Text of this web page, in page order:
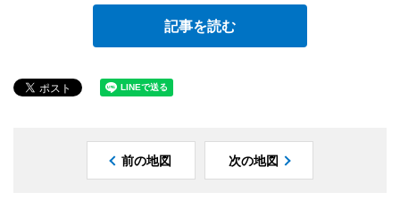
記事を読む
前の地図 次の地図